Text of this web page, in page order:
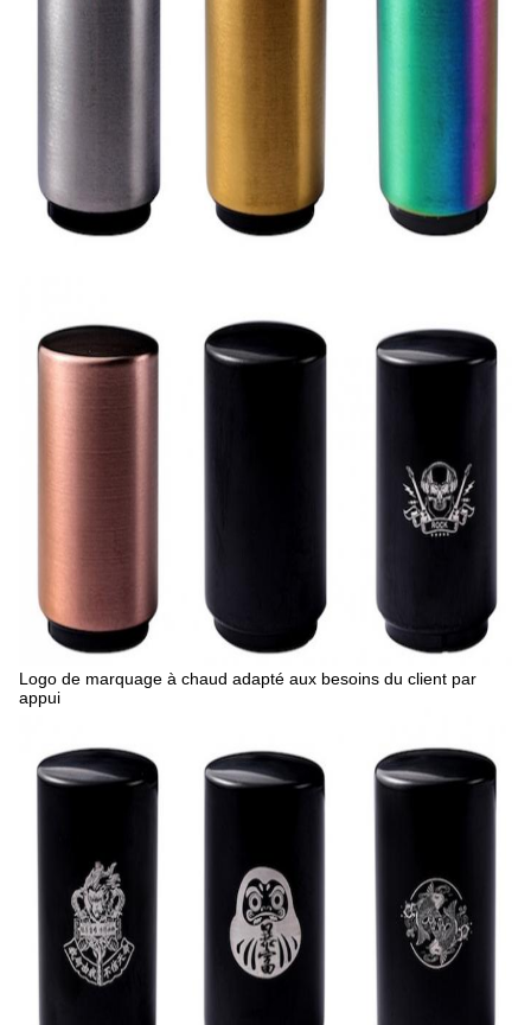
Logo de marquage à chaud adapté aux besoins du client par
appui